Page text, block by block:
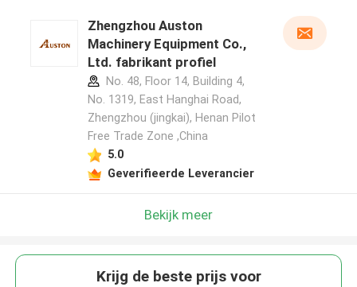
Zhengzhou Auston
Machinery Equipment Co.,
Ltd. fabrikant profiel
No. 48, Floor 14, Building 4,
No. 1319, East Hanghai Road,
Zhengzhou (jingkai), Henan Pilot
Free Trade Zone ,China
5.0
Geverifieerde Leverancier
Bekijk meer
Krijg de beste prijs voor